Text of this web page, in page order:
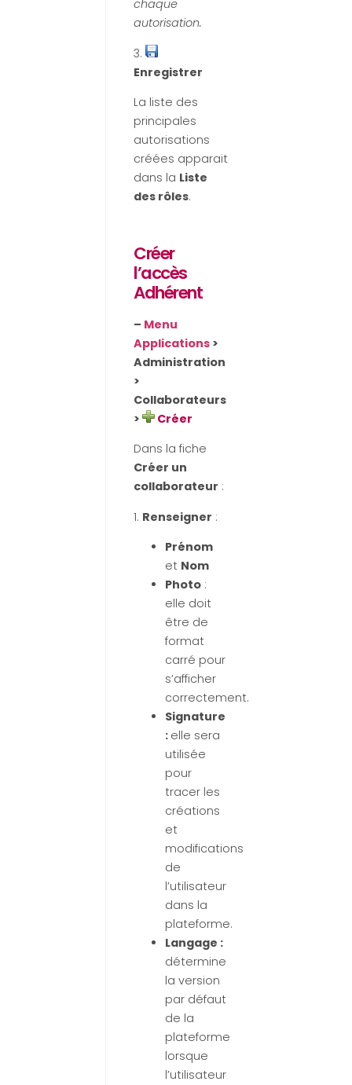
chaque
autorisation.
3.
Enregistrer
La liste des
principales
autorisations
créées apparait
dans la Liste
des rôles.
Créer
l’accès
Adhérent
– Menu
Applications >
Administration
>
Collaborateurs
>
Créer
Dans la fiche
Créer un
collaborateur :
1. Renseigner :
Prénom
et Nom
Photo :
elle doit
être de
format
carré pour
s’afficher
correctement.
Signature
: elle sera
utilisée
pour
tracer les
créations
et
modifications
de
l’utilisateur
dans la
plateforme.
Langage :
détermine
la version
par défaut
de la
plateforme
lorsque
l’utilisateur